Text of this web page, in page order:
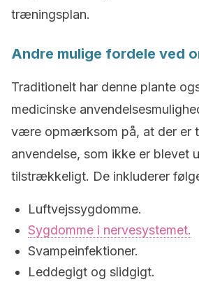
træningsplan.
Andre mulige fordele ved
Traditionelt har denne plante
medicinske
være opmærksom på, at der er
anvendelse, som ikke er blevet
tilstrækkeligt. De inkluderer
Luftvejssygdomme.
Sygdomme i nervesystemet.
Svampeinfektioner.
Leddegigt og slidgigt.